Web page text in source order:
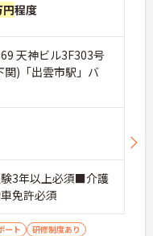
程度
天神ビル3F303号
関)「出雲市駅」バ
3年以上必須■介護
免許必須
ート
研修制度あり